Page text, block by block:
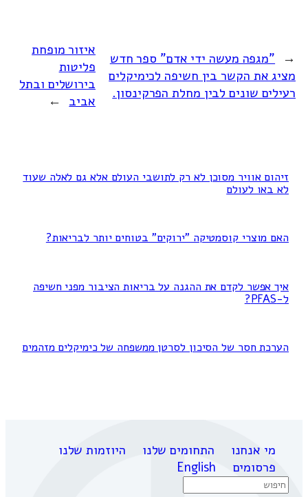
← "מגפה מעשה ידי אדם" ספר חדש
מציג את הקשר בין חשיפה לכימיקלים
רעילים שונים לבין מחלת הפרקינסון.
איזור מופחת
פליטות
בירושלים ובתל
אביב →
זיהום אוויר מסוכן לא רק לתושבי העולם אלא גם לאלה שעוד
לא באו לעולם
האם מוצרי קוסמטיקה "ירוקים" בטוחים יותר לבריאות?
איך אפשר לקדם את ההגנה על בריאות הציבור מפני חשיפה
ל-PFAS?
הערכת חסר של הסיכון לסרטן ממשפחה של כימיקלים מזהמים
מי אנחנו התחומים שלנו
היוזמות שלנו
פרסומים
English
Search